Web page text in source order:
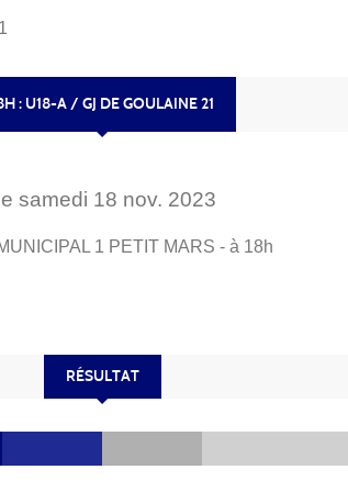
: U18-A / GJ DE GOULAINE 21
samedi 18 nov. 2023
1 PETIT MARS - à 18h
RÉSULTAT